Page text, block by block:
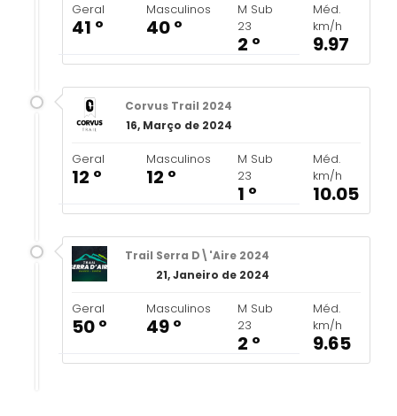
Geral
41 º
Masculinos
40 º
M Sub
23
2 º
Méd.
km/h
9.97
Corvus Trail 2024
16, Março de 2024
Geral
12 º
Masculinos
12 º
M Sub
23
1 º
Méd.
km/h
10.05
Trail Serra D\'Aire 2024
21, Janeiro de 2024
Geral
50 º
Masculinos
49 º
M Sub
23
2 º
Méd.
km/h
9.65